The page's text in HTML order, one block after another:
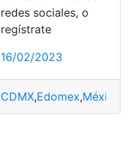
redes sociales, o
regístrate
16/02/2023
CDMX,Edomex,México